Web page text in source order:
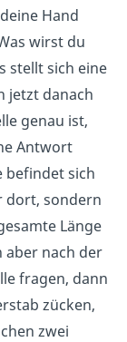
Hand
wirst du
stellt sich eine
jetzt danach
genau ist,
Antwort
befindet sich
dort, sondern
Länge
aber nach der
fragen, dann
zücken,
zwei